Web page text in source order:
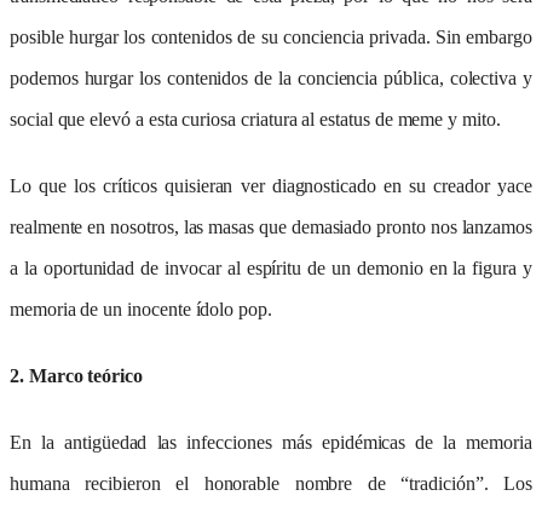
posible hurgar los contenidos de su conciencia privada. Sin embargo
podemos hurgar los contenidos de la conciencia pública, colectiva y
social que elevó a esta curiosa criatura al estatus de meme y mito.
Lo que los críticos quisieran ver diagnosticado en su creador yace
realmente en nosotros, las masas que demasiado pronto nos lanzamos
a la oportunidad de invocar al espíritu de un demonio en la figura y
memoria de un inocente ídolo pop.
2. Marco teórico
En la antigüedad las infecciones más epidémicas de la memoria
humana recibieron el honorable nombre de “tradición”. Los